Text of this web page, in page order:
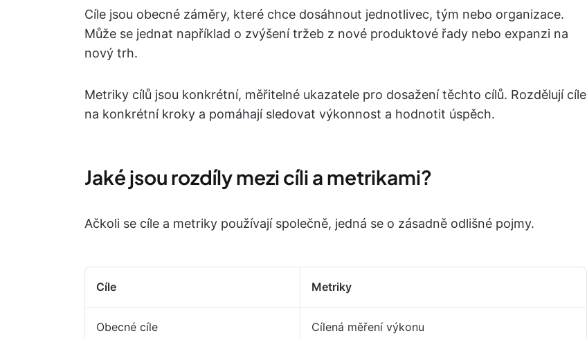
Cíle jsou obecné záměry, které chce dosáhnout jednotlivec, tým nebo organizace.
Může se jednat například o zvýšení tržeb z nové produktové řady nebo expanzi na
nový trh.
Metriky cílů jsou konkrétní, měřitelné ukazatele pro dosažení těchto cílů. Rozdělují cíle
na konkrétní kroky a pomáhají sledovat výkonnost a hodnotit úspěch.
Jaké jsou rozdíly mezi cíli a metrikami?
Ačkoli se cíle a metriky používají společně, jedná se o zásadně odlišné pojmy.
Cíle Metriky
Obecné cíle Cílená měření výkonu